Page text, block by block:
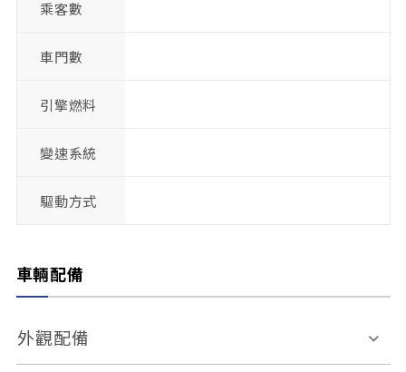
乘客數
車門數
引擎燃料
變速系統
驅動方式
車輛配備
外觀配備